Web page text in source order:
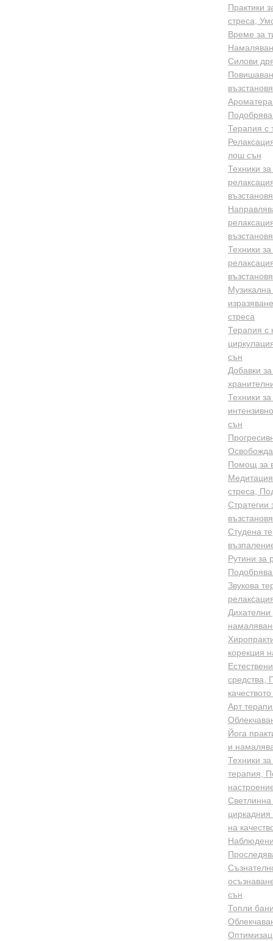
Практики
стреса,
Време за
Силови
Терапия с
лош сън
Техники
Техники
стреса
Терапия с
сън
Добавки
Техники
сън
Помощ за
стреса,
Стратегии
Студена
Рутини за
Звукова
Дихателни
корекция
средства,
Арт
Йога
и
Техники
терапия,
Светлинна
на
сън
Топли